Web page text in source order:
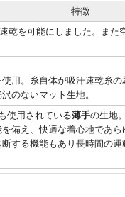
特徴
乾を可能にしました。ま
用。糸自体が吸汗速乾糸
のないマット生地。
使用されている薄手の生地。
備え、快適な着心地であ
する機能もあり長時間の